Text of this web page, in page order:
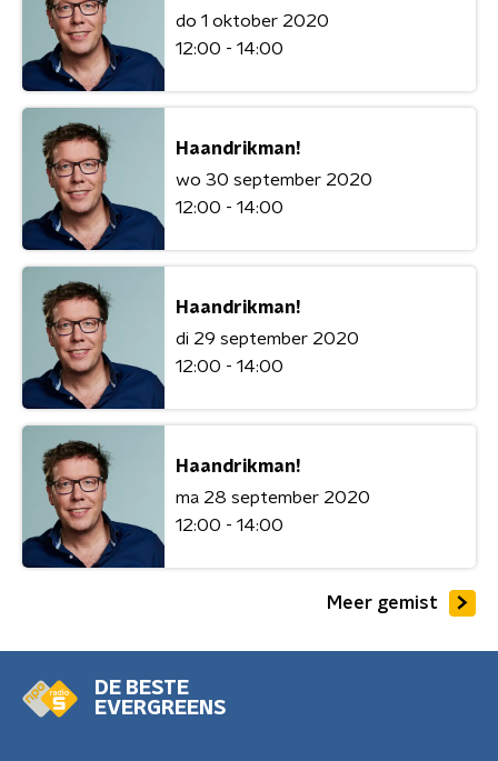
do 1 oktober 2020
12:00 - 14:00
Haandrikman!
wo 30 september 2020
12:00 - 14:00
Haandrikman!
di 29 september 2020
12:00 - 14:00
Haandrikman!
ma 28 september 2020
12:00 - 14:00
Meer gemist
DE BESTE
EVERGREENS